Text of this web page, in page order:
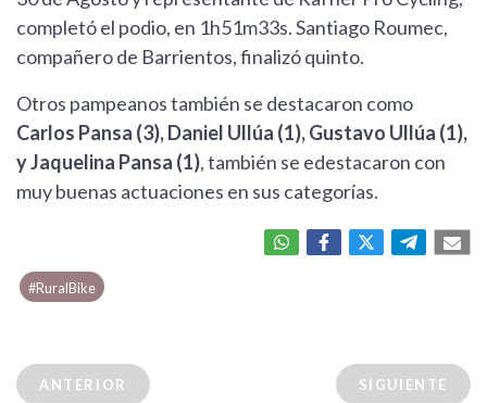
completó el podio, en 1h51m33s. Santiago Roumec,
compañero de Barrientos, finalizó quinto.
Otros pampeanos también se destacaron como
Carlos Pansa (3), Daniel Ullúa (1), Gustavo Ullúa (1),
y Jaquelina Pansa (1), también se edestacaron con
muy buenas actuaciones en sus categorías.
#RuralBike
ANTERIOR SIGUIENTE